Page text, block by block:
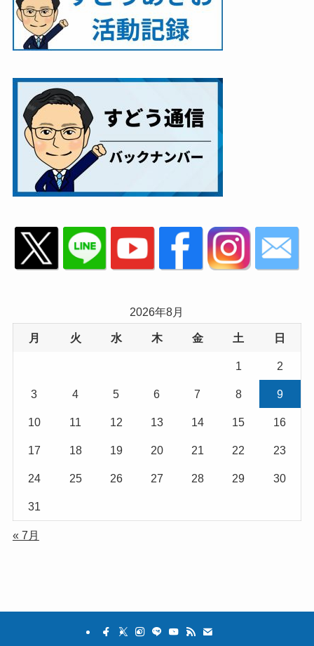
2026年8月
月 火 水 木 金 土 日
1 2
3 4 5 6 7 8 9
10 11 12 13 14 15 16
17 18 19 20 21 22 23
24 25 26 27 28 29 30
31
« 7月